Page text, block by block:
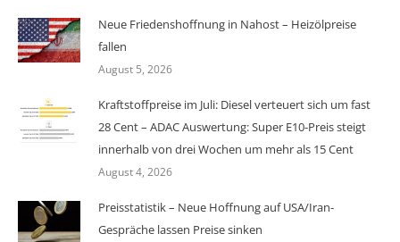
Neue Friedenshoffnung in Nahost – Heizölpreise
fallen
August 5, 2026
Kraftstoffpreise im Juli: Diesel verteuert sich um fast
28 Cent – ADAC Auswertung: Super E10-Preis steigt
innerhalb von drei Wochen um mehr als 15 Cent
August 4, 2026
Preisstatistik – Neue Hoffnung auf USA/Iran-
Gespräche lassen Preise sinken